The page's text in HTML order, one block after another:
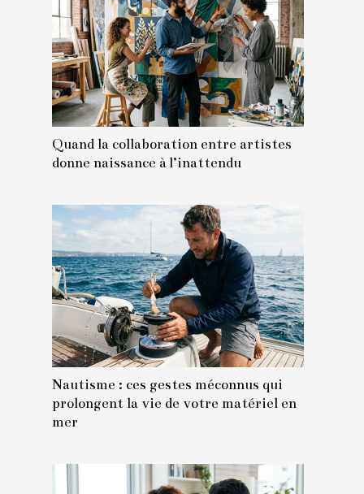
Quand la collaboration entre artistes
donne naissance à l’inattendu
Nautisme : ces gestes méconnus qui
prolongent la vie de votre matériel en
mer